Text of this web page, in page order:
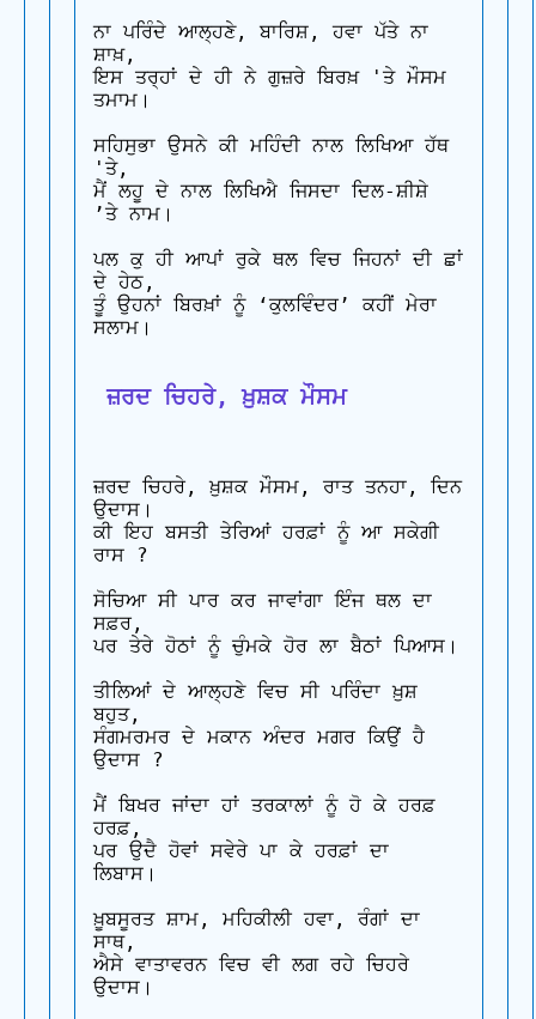
ਨਾ ਪਰਿੰਦੇ ਆਲ੍ਹਣੇ, ਬਾਰਿਸ਼, ਹਵਾ ਪੱਤੇ ਨਾ
ਸ਼ਾਖ਼,
ਇਸ ਤਰ੍ਹਾਂ ਦੇ ਹੀ ਨੇ ਗੁਜ਼ਰੇ ਬਿਰਖ਼ 'ਤੇ ਮੌਸਮ
ਤਮਾਮ।
ਸਹਿਸੁਭਾ ਉਸਨੇ ਕੀ ਮਹਿੰਦੀ ਨਾਲ ਲਿਖਿਆ ਹੱਥ
'ਤੇ,
ਮੈਂ ਲਹੂ ਦੇ ਨਾਲ ਲਿਖਿਐ ਜਿਸਦਾ ਦਿਲ-ਸ਼ੀਸ਼ੇ
’ਤੇ ਨਾਮ।
ਪਲ ਕੁ ਹੀ ਆਪਾਂ ਰੁਕੇ ਥਲ ਵਿਚ ਜਿਹਨਾਂ ਦੀ ਛਾਂ
ਦੇ ਹੇਠ,
ਤੂੰ ਉਹਨਾਂ ਬਿਰਖ਼ਾਂ ਨੂੰ ‘ਕੁਲਵਿੰਦਰ’ ਕਹੀਂ ਮੇਰਾ
ਸਲਾਮ।
ਜ਼ਰਦ ਚਿਹਰੇ, ਖ਼ੁਸ਼ਕ ਮੌਸਮ
ਜ਼ਰਦ ਚਿਹਰੇ, ਖ਼ੁਸ਼ਕ ਮੌਸਮ, ਰਾਤ ਤਨਹਾ, ਦਿਨ
ਉਦਾਸ।
ਕੀ ਇਹ ਬਸਤੀ ਤੇਰਿਆਂ ਹਰਫ਼ਾਂ ਨੂੰ ਆ ਸਕੇਗੀ
ਰਾਸ ?
ਸੋਚਿਆ ਸੀ ਪਾਰ ਕਰ ਜਾਵਾਂਗਾ ਇੰਜ ਥਲ ਦਾ
ਸਫ਼ਰ,
ਪਰ ਤੇਰੇ ਹੋਠਾਂ ਨੂੰ ਚੁੰਮਕੇ ਹੋਰ ਲਾ ਬੈਠਾਂ ਪਿਆਸ।
ਤੀਲਿਆਂ ਦੇ ਆਲ੍ਹਣੇ ਵਿਚ ਸੀ ਪਰਿੰਦਾ ਖ਼ੁਸ਼
ਬਹੁਤ,
ਸੰਗਮਰਮਰ ਦੇ ਮਕਾਨ ਅੰਦਰ ਮਗਰ ਕਿਉਂ ਹੈ
ਉਦਾਸ ?
ਮੈਂ ਬਿਖਰ ਜਾਂਦਾ ਹਾਂ ਤਰਕਾਲਾਂ ਨੂੰ ਹੋ ਕੇ ਹਰਫ਼
ਹਰਫ਼,
ਪਰ ਉਦੈ ਹੋਵਾਂ ਸਵੇਰੇ ਪਾ ਕੇ ਹਰਫ਼ਾਂ ਦਾ
ਲਿਬਾਸ।
ਖ਼ੂਬਸੂਰਤ ਸ਼ਾਮ, ਮਹਿਕੀਲੀ ਹਵਾ, ਰੰਗਾਂ ਦਾ
ਸਾਥ,
ਐਸੇ ਵਾਤਾਵਰਨ ਵਿਚ ਵੀ ਲਗ ਰਹੇ ਚਿਹਰੇ
ਉਦਾਸ।